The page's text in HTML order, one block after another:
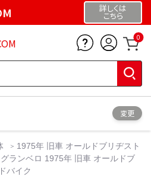
詳しくは
こちら
0
変更
1975年 旧車 オールドブリヂスト
ランベロ 1975年 旧車 オールドブ
バイク